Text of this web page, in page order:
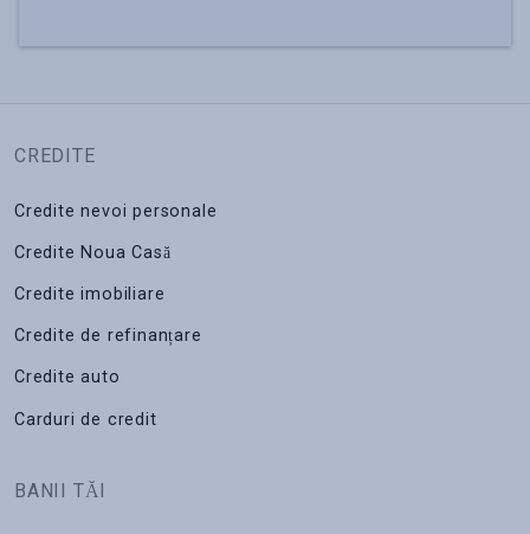
CREDITE
Credite nevoi personale
Credite Noua Casă
Credite imobiliare
Credite de refinanțare
Credite auto
Carduri de credit
BANII TĂI